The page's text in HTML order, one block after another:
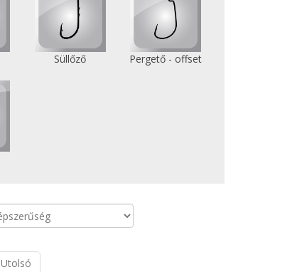
Süllőző Pergető - offset
Utolsó